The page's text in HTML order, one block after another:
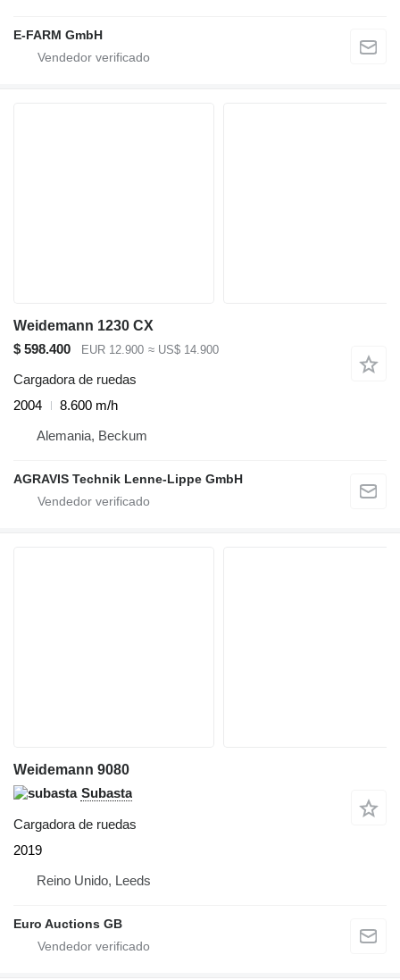
E-FARM GmbH
Weidemann 1230 CX
$ 598.400
EUR 12.900 ≈ US$ 14.900
Cargadora de ruedas
2004
8.600 m/h
Alemania, Beckum
AGRAVIS Technik Lenne-Lippe GmbH
Weidemann 9080
Subasta
Cargadora de ruedas
2019
Reino Unido, Leeds
Euro Auctions GB